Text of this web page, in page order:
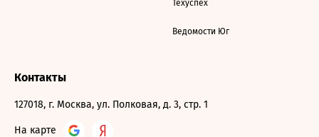
Техуспех
Ведомости Юг
Контакты
127018, г. Москва, ул. Полковая, д. 3, стр. 1
На карте